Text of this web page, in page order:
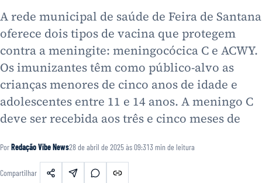
A rede municipal de saúde de Feira de Santana
oferece dois tipos de vacina que protegem
contra a meningite: meningocócica C e ACWY.
Os imunizantes têm como público-alvo as
crianças menores de cinco anos de idade e
adolescentes entre 11 e 14 anos. A meningo C
deve ser recebida aos três e cinco meses de
PorRedação Vibe News28 de abril de 2025 às 09:313 min de leitura
Compartilhar